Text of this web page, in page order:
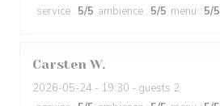
service : 5/5 ambience : 5/5 menu : 5/5
Carsten W
2026-05-24 - 19:30 - guests 2